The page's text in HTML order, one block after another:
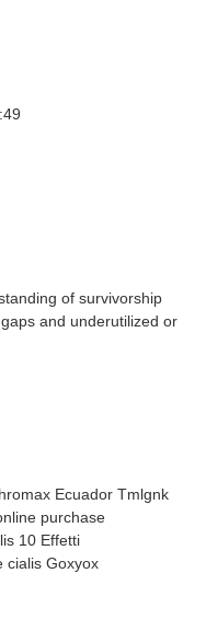
of survivorship
and underutilized or
Ecuador Tmlgnk
purchase
10 Effetti
cialis Goxyox